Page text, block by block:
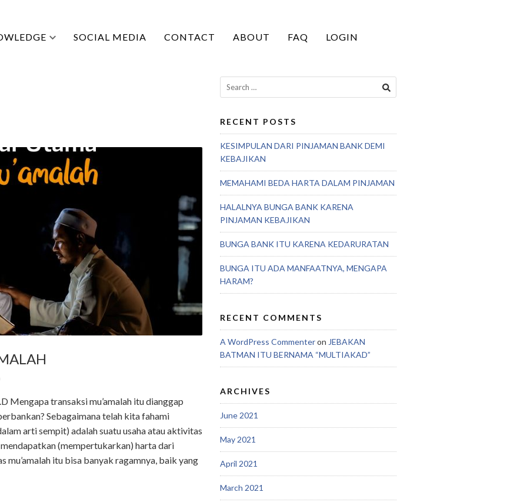
SOCIAL MEDIA CONTACT ABOUT FAQ LOGIN
Mengapa transaksi mu’amalah itu dianggap
Sebagaimana telah kita fahami
arti sempit) adalah suatu usaha atau aktivitas
(mempertukarkan) harta dari
mu’amalah itu bisa banyak ragamnya, baik yang
Search
for:
RECENT POSTS
KESIMPULAN DARI PINJAMAN BANK DEMI
KEBAJIKAN
MEMAHAMI BEDA HARTA DALAM PINJAMAN
HALALNYA BUNGA BANK KARENA
PINJAMAN KEBAJIKAN
BUNGA BANK ITU KARENA KEDARURATAN
BUNGA ITU ADA MANFAATNYA, MENGAPA
HARAM?
RECENT COMMENTS
A WordPress Commenteron JEBAKAN
BATMAN ITU BERNAMA “MULTIAKAD”
ARCHIVES
June 2021
May 2021
April 2021
March 2021